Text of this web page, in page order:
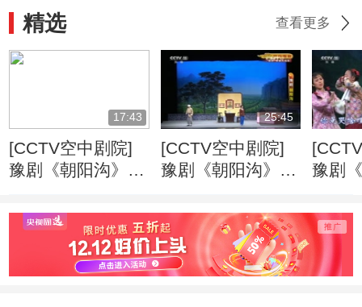
精选 查看更多
17:43
[CCTV空中剧院]
豫剧《朝阳沟》
25:45
[CCTV空中剧院]
豫剧《朝阳沟》
豫剧